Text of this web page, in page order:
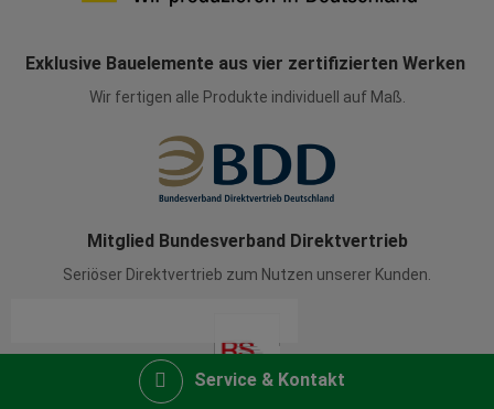
Exklusive Bauelemente aus vier zertifizierten Werken
Wir fertigen alle Produkte individuell auf Maß.
Mitglied Bundesverband Direktvertrieb
Seriöser Direktvertrieb zum Nutzen unserer Kunden.
Service & Kontakt